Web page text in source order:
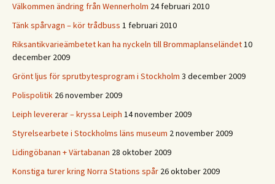
Välkommen ändring från Wennerholm 24 februari 2010
Tänk spårvagn – kör trådbuss 1 februari 2010
Riksantikvarieämbetet kan ha nyckeln till Brommaplanseländet10
december 2009
Grönt ljus för sprutbytesprogram i Stockholm 3 december 2009
Polispolitik 26 november 2009
Leiph levererar – kryssa Leiph 14 november 2009
Styrelsearbete i Stockholms läns museum 2 november 2009
Lidingöbanan + Värtabanan 28 oktober 2009
Konstiga turer kring Norra Stations spår 26 oktober 2009